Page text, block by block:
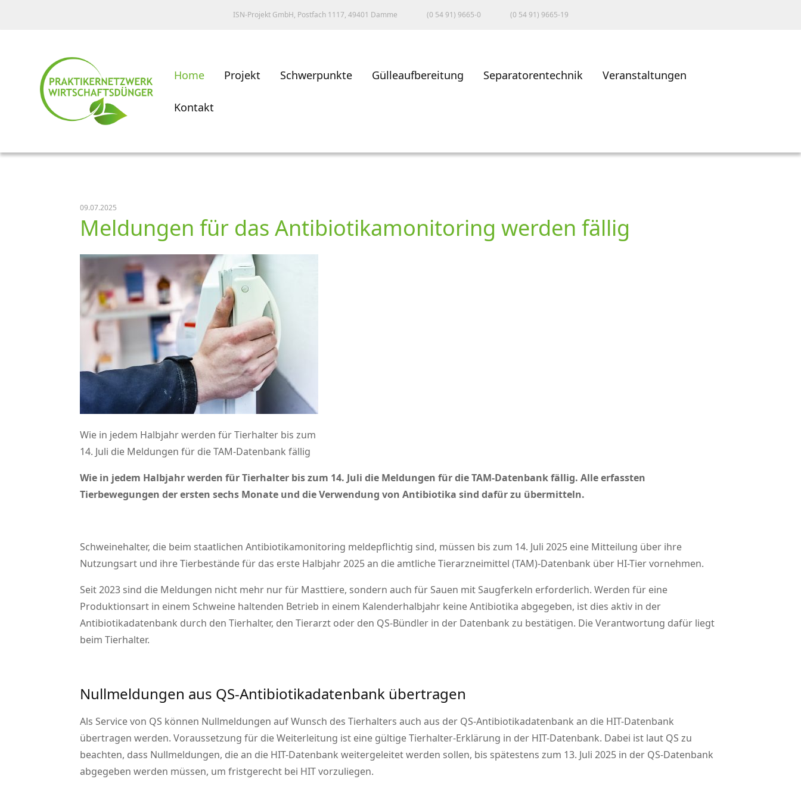
ISN-Projekt GmbH, Postfach 1117, 49401 Damme (0 54 91) 9665-0 (0 54 91) 9665-19
Home Projekt Schwerpunkte Gülleaufbereitung Separatorentechnik Veranstaltungen
Kontakt
09.07.2025
Meldungen für das Antibiotikamonitoring werden fällig
Wie in jedem Halbjahr werden für Tierhalter bis zum
14. Juli die Meldungen für die TAM-Datenbank fällig
Wie in jedem Halbjahr werden für Tierhalter bis zum 14. Juli die Meldungen für die TAM-Datenbank fällig. Alle erfassten
Tierbewegungen der ersten sechs Monate und die Verwendung von Antibiotika sind dafür zu übermitteln.
Schweinehalter, die beim staatlichen Antibiotikamonitoring meldepflichtig sind, müssen bis zum 14. Juli 2025 eine Mitteilung über ihre
Nutzungsart und ihre Tierbestände für das erste Halbjahr 2025 an die amtliche Tierarzneimittel (TAM)-Datenbank über HI-Tier vornehmen.
Seit 2023 sind die Meldungen nicht mehr nur für Masttiere, sondern auch für Sauen mit Saugferkeln erforderlich. Werden für eine
Produktionsart in einem Schweine haltenden Betrieb in einem Kalenderhalbjahr keine Antibiotika abgegeben, ist dies aktiv in der
Antibiotikadatenbank durch den Tierhalter, den Tierarzt oder den QS-Bündler in der Datenbank zu bestätigen. Die Verantwortung dafür liegt
beim Tierhalter.
Nullmeldungen aus QS-Antibiotikadatenbank übertragen
Als Service von QS können Nullmeldungen auf Wunsch des Tierhalters auch aus der QS-Antibiotikadatenbank an die HIT-Datenbank
übertragen werden. Voraussetzung für die Weiterleitung ist eine gültige Tierhalter-Erklärung in der HIT-Datenbank. Dabei ist laut QS zu
beachten, dass Nullmeldungen, die an die HIT-Datenbank weitergeleitet werden sollen, bis spätestens zum 13. Juli 2025 in der QS-Datenbank
abgegeben werden müssen, um fristgerecht bei HIT vorzuliegen.